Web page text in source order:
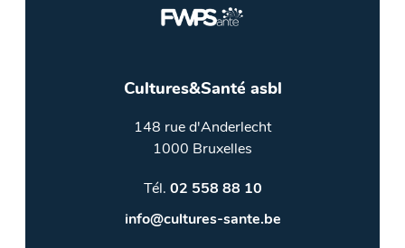
Cultures&Santé asbl
148 rue d'Anderlecht
1000 Bruxelles
Tél. 02 558 88 10
info@cultures-sante.be